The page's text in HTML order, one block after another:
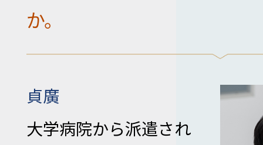
か。
貞廣
大学病院から派遣され